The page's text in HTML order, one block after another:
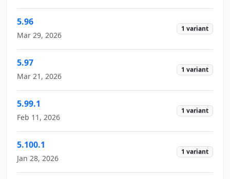
5.96
Mar 29, 2026
1 variant
5.97
Mar 21, 2026
1 variant
5.99.1
Feb 11, 2026
1 variant
5.100.1
Jan 28, 2026
1 variant